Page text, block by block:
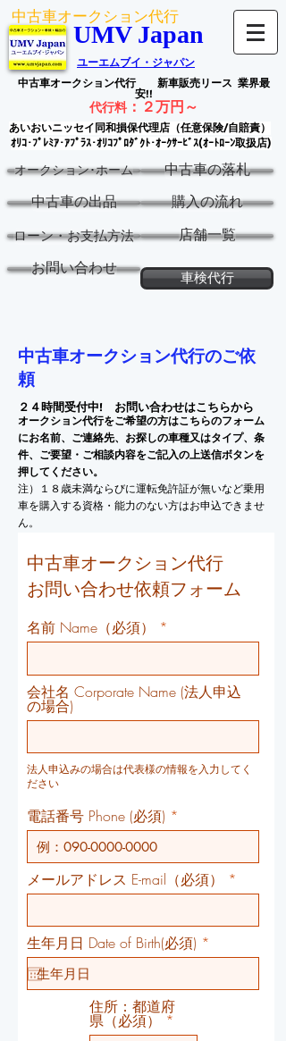
中古車オークション代行
UMV Japan
ユーエムブイ・ジャパン
中古車オークション代行 新車販売リース 業界最
安!!
代行料： ２万円～
あいおいニッセイ同和損保代理店（任意保険/自賠責）
ｵﾘｺ･ﾌﾟﾚﾐｱ･ｱﾌﾟﾗｽ･ｵﾘｺﾌﾟﾛﾀﾞｸﾄ･ｵｰｸｻｰﾋﾞｽ(ｵｰﾄﾛｰﾝ取扱店)
オークション･ホーム 中古車の落札
中古車の出品 購入の流れ
ローン・お支払方法 店舗一覧
お問い合わせ
車検代行
中古車オークション代行のご依
頼
２４時間受付中! お問い合わせはこちらから
オークション代行をご希望の方はこちらのフォーム
にお名前、ご連絡先、お探しの車種又はタイプ、条
件、ご要望・ご相談内容をご記入の上送信ボタンを
押してください。
注）１８歳未満ならびに運転免許証が無いなど乗用
車を購入する資格・能力のない方はお申込できませ
ん。
中古車オークション代行
お問い合わせ依頼フォーム
名前 Name（必須）
会社名 Corporate Name (法人申込
の場合)
法人申込みの場合は代表様の情報を入力してく
ださい
電話番号 Phone (必須)
メールアドレス E-mail（必須）
生年月日 Date of Birth(必須) *
e
u
住所：都道府
県（必須）